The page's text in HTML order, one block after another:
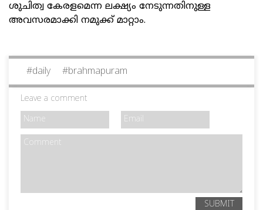
ശുചിത്വ കേരളമെന്ന ലക്ഷ്യം നേടുന്നതിനുള്ള
അവസരമാക്കി നമുക്ക് മാറ്റാം.
#daily #brahmapuram
Leave a comment
SUBMIT